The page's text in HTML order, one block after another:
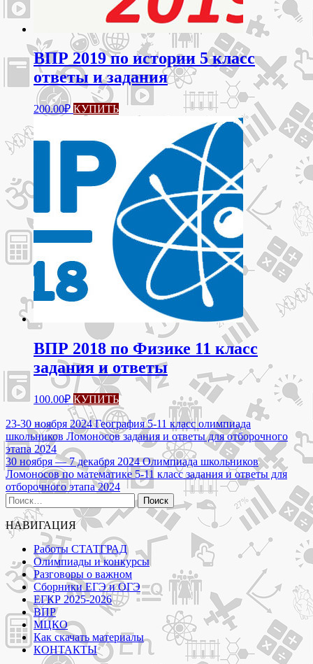
ВПР 2019 по истории 5 класс
ответы и задания
200.00₽ КУПИТЬ
ВПР 2018 по Физике 11 класс
задания и ответы
100.00₽ КУПИТЬ
Навигация
по
записям
23-30 ноября 2024 География 5-11 класс олимпиада
школьников Ломоносов задания и ответы для отборочного
этапа 2024
30 ноября — 7 декабря 2024 Олимпиада школьников
Ломоносов по математике 5-11 класс задания и ответы для
отборочного этапа 2024
Найти:
НАВИГАЦИЯ
Работы СТАТГРАД
Олимпиады и конкурсы
Разговоры о важном
Сборники ЕГЭ и ОГЭ
ЕГКР 2025-2026
ВПР
МЦКО
Как скачать материалы
КОНТАКТЫ